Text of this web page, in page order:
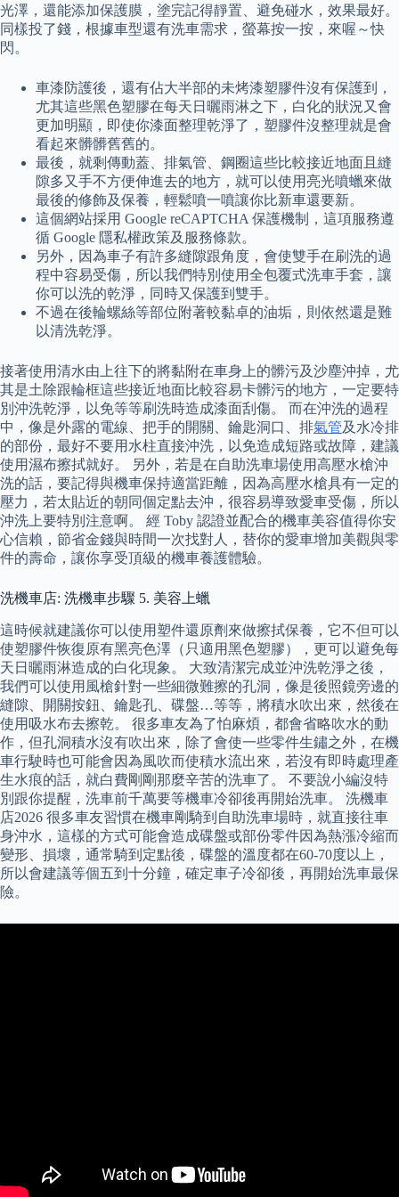
光澤，還能添加保護膜，塗完記得靜置、避免碰水，效果最好。
同樣投了錢，根據車型還有洗車需求，螢幕按一按，來喔～快
閃。
車漆防護後，還有佔大半部的未烤漆塑膠件沒有保護到，
尤其這些黑色塑膠在每天日曬雨淋之下，白化的狀況又會
更加明顯，即使你漆面整理乾淨了，塑膠件沒整理就是會
看起來髒髒舊舊的。
最後，就剩傳動蓋、排氣管、鋼圈這些比較接近地面且縫
隙多又手不方便伸進去的地方，就可以使用亮光噴蠟來做
最後的修飾及保養，輕鬆噴一噴讓你比新車還要新。
這個網站採用 Google reCAPTCHA 保護機制，這項服務遵
循 Google 隱私權政策及服務條款。
另外，因為車子有許多縫隙跟角度，會使雙手在刷洗的過
程中容易受傷，所以我們特別使用全包覆式洗車手套，讓
你可以洗的乾淨，同時又保護到雙手。
不過在後輪螺絲等部位附著較黏卓的油垢，則依然還是難
以清洗乾淨。
接著使用清水由上往下的將黏附在車身上的髒污及沙塵沖掉，尤
其是土除跟輪框這些接近地面比較容易卡髒污的地方，一定要特
別沖洗乾淨，以免等等刷洗時造成漆面刮傷。 而在沖洗的過程
中，像是外露的電線、把手的開關、鑰匙洞口、排氣管及水冷排
的部份，最好不要用水柱直接沖洗，以免造成短路或故障，建議
使用濕布擦拭就好。 另外，若是在自助洗車場使用高壓水槍沖
洗的話，要記得與機車保持適當距離，因為高壓水槍具有一定的
壓力，若太貼近的朝同個定點去沖，很容易導致愛車受傷，所以
沖洗上要特別注意啊。 經 Toby 認證並配合的機車美容值得你安
心信賴，節省金錢與時間一次找對人，替你的愛車增加美觀與零
件的壽命，讓你享受頂級的機車養護體驗。
洗機車店: 洗機車步驟 5. 美容上蠟
這時候就建議你可以使用塑件還原劑來做擦拭保養，它不但可以
使塑膠件恢復原有黑亮色澤（只適用黑色塑膠），更可以避免每
天日曬雨淋造成的白化現象。 大致清潔完成並沖洗乾淨之後，
我們可以使用風槍針對一些細微難擦的孔洞，像是後照鏡旁邊的
縫隙、開關按鈕、鑰匙孔、碟盤…等等，將積水吹出來，然後在
使用吸水布去擦乾。 很多車友為了怕麻煩，都會省略吹水的動
作，但孔洞積水沒有吹出來，除了會使一些零件生鏽之外，在機
車行駛時也可能會因為風吹而使積水流出來，若沒有即時處理產
生水痕的話，就白費剛剛那麼辛苦的洗車了。 不要說小編沒特
別跟你提醒，洗車前千萬要等機車冷卻後再開始洗車。 洗機車
店2026 很多車友習慣在機車剛騎到自助洗車場時，就直接往車
身沖水，這樣的方式可能會造成碟盤或部份零件因為熱漲冷縮而
變形、損壞，通常騎到定點後，碟盤的溫度都在60-70度以上，
所以會建議等個五到十分鐘，確定車子冷卻後，再開始洗車最保
險。